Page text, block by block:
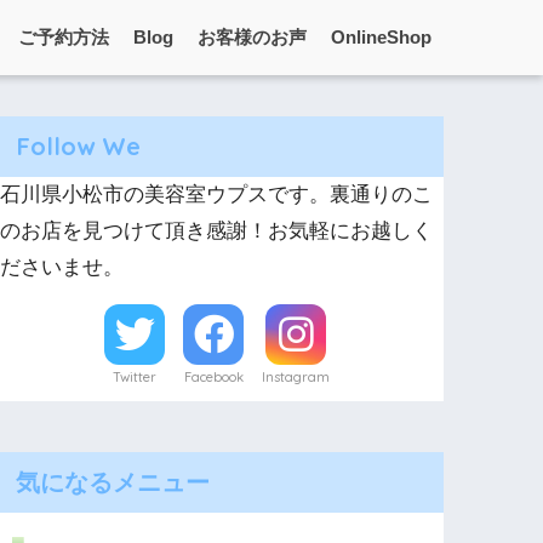
ご予約方法 Blog お客様のお声 OnlineShop
Follow We
石川県小松市の美容室ウプスです。裏通りのこ
のお店を見つけて頂き感謝！お気軽にお越しく
ださいませ。
Twitter Facebook Instagram
気になるメニュー